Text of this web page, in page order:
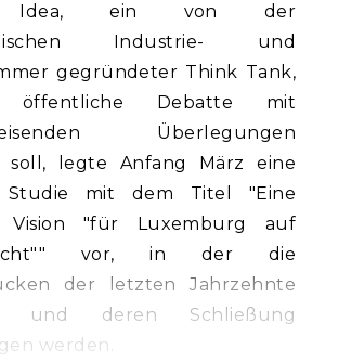
Idea, ein von der
Industrie- und
gegründeter Think Tank,
Debatte mit
Überlegungen
soll, legte Anfang März eine
Studie mit dem Titel "Eine
Vision "für Luxemburg auf
vor, in der die
der letzten Jahrzehnte
und deren Schließung
werden.